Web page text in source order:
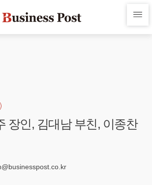
장인, 김대남 부친, 이종찬